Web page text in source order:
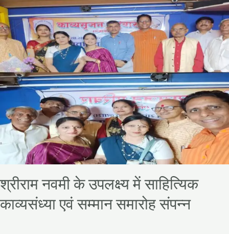
श्रीराम नवमी के उपलक्ष्य में साहित्यिक
काव्यसंध्या एवं सम्मान समारोह संपन्न
काव्यसंध्या
एवं
सम्मान
समारोह
संपन्न